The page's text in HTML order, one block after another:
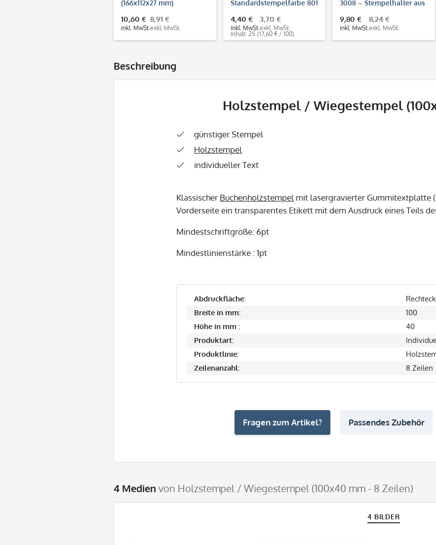
(166x112x27 mm)
10,60 €
inkl. MwSt.
8,91 €
exkl. MwSt.
Standardstempelfarbe 801
4,40 €
inkl. MwSt.
3,70 €
exkl. MwSt.
Inhalt: 25 (17,60 € / 100)
3008 – Stempelhalter aus
Handstempel
9,80 €
inkl. MwSt.
8,24 €
exkl. MwSt.
Beschreibung
Holzstempel / Wiegestempel
günstiger Stempel
Holzstempel
individueller Text
Klassischer Buchenholzstempel mit lasergravierter Gummitextplatte
Vorderseite ein transparentes Etikett mit dem Ausdruck eines Teils
Mindestschriftgröße: 6pt
Mindestlinienstärke : 1pt
Abdruckfläche:
Breite in mm:
100
Höhe in mm :
40
Produktart:
Produktlinie:
Zeilenanzahl:
8 Zeilen
Fragen zum Artikel? Passendes Zubehör
4 Medien von Holzstempel / Wiegestempel (100x40 mm - 8 Zeilen)
4 BILDER